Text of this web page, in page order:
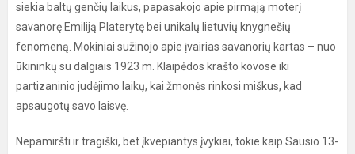
siekia baltų genčių laikus, papasakojo apie pirmąją moterį
savanorę Emiliją Platerytę bei unikalų lietuvių knygnešių
fenomeną. Mokiniai sužinojo apie įvairias savanorių kartas – nuo
ūkininkų su dalgiais 1923 m. Klaipėdos krašto kovose iki
partizaninio judėjimo laikų, kai žmonės rinkosi miškus, kad
apsaugotų savo laisvę.
Nepamiršti ir tragiški, bet įkvepiantys įvykiai, tokie kaip Sausio 13-